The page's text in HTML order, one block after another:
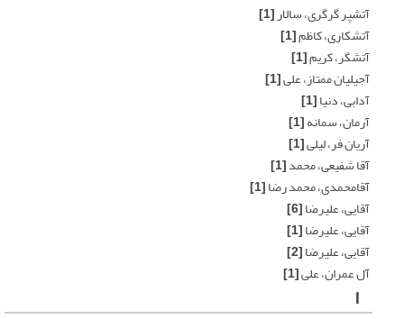
آتشپر گرگری، سالار[1]
آتشکاری، کاظم[1]
آتشگر، کریم[1]
آجیلیان ممتاز، علی[1]
آدابی، دنیا[1]
آرمان، سمانه[1]
آریان فر، لیلی[1]
آقا شفیعی، محمد[1]
آقامحمدی، محمد رضا[1]
آقایی، علیرضا[6]
آقایی، علیرضا[1]
آقایی، علیرضا[2]
آل عمران، علی[1]
ا